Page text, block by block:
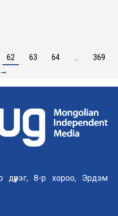
62 63 64 …
369
→
дүүрэг, 8-р хороо, Эрдэм